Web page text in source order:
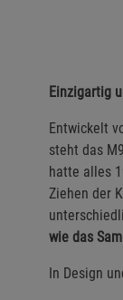
Einzigartig
Entwickelt
steht das
hatte alles
Ziehen der
wie das
In Design